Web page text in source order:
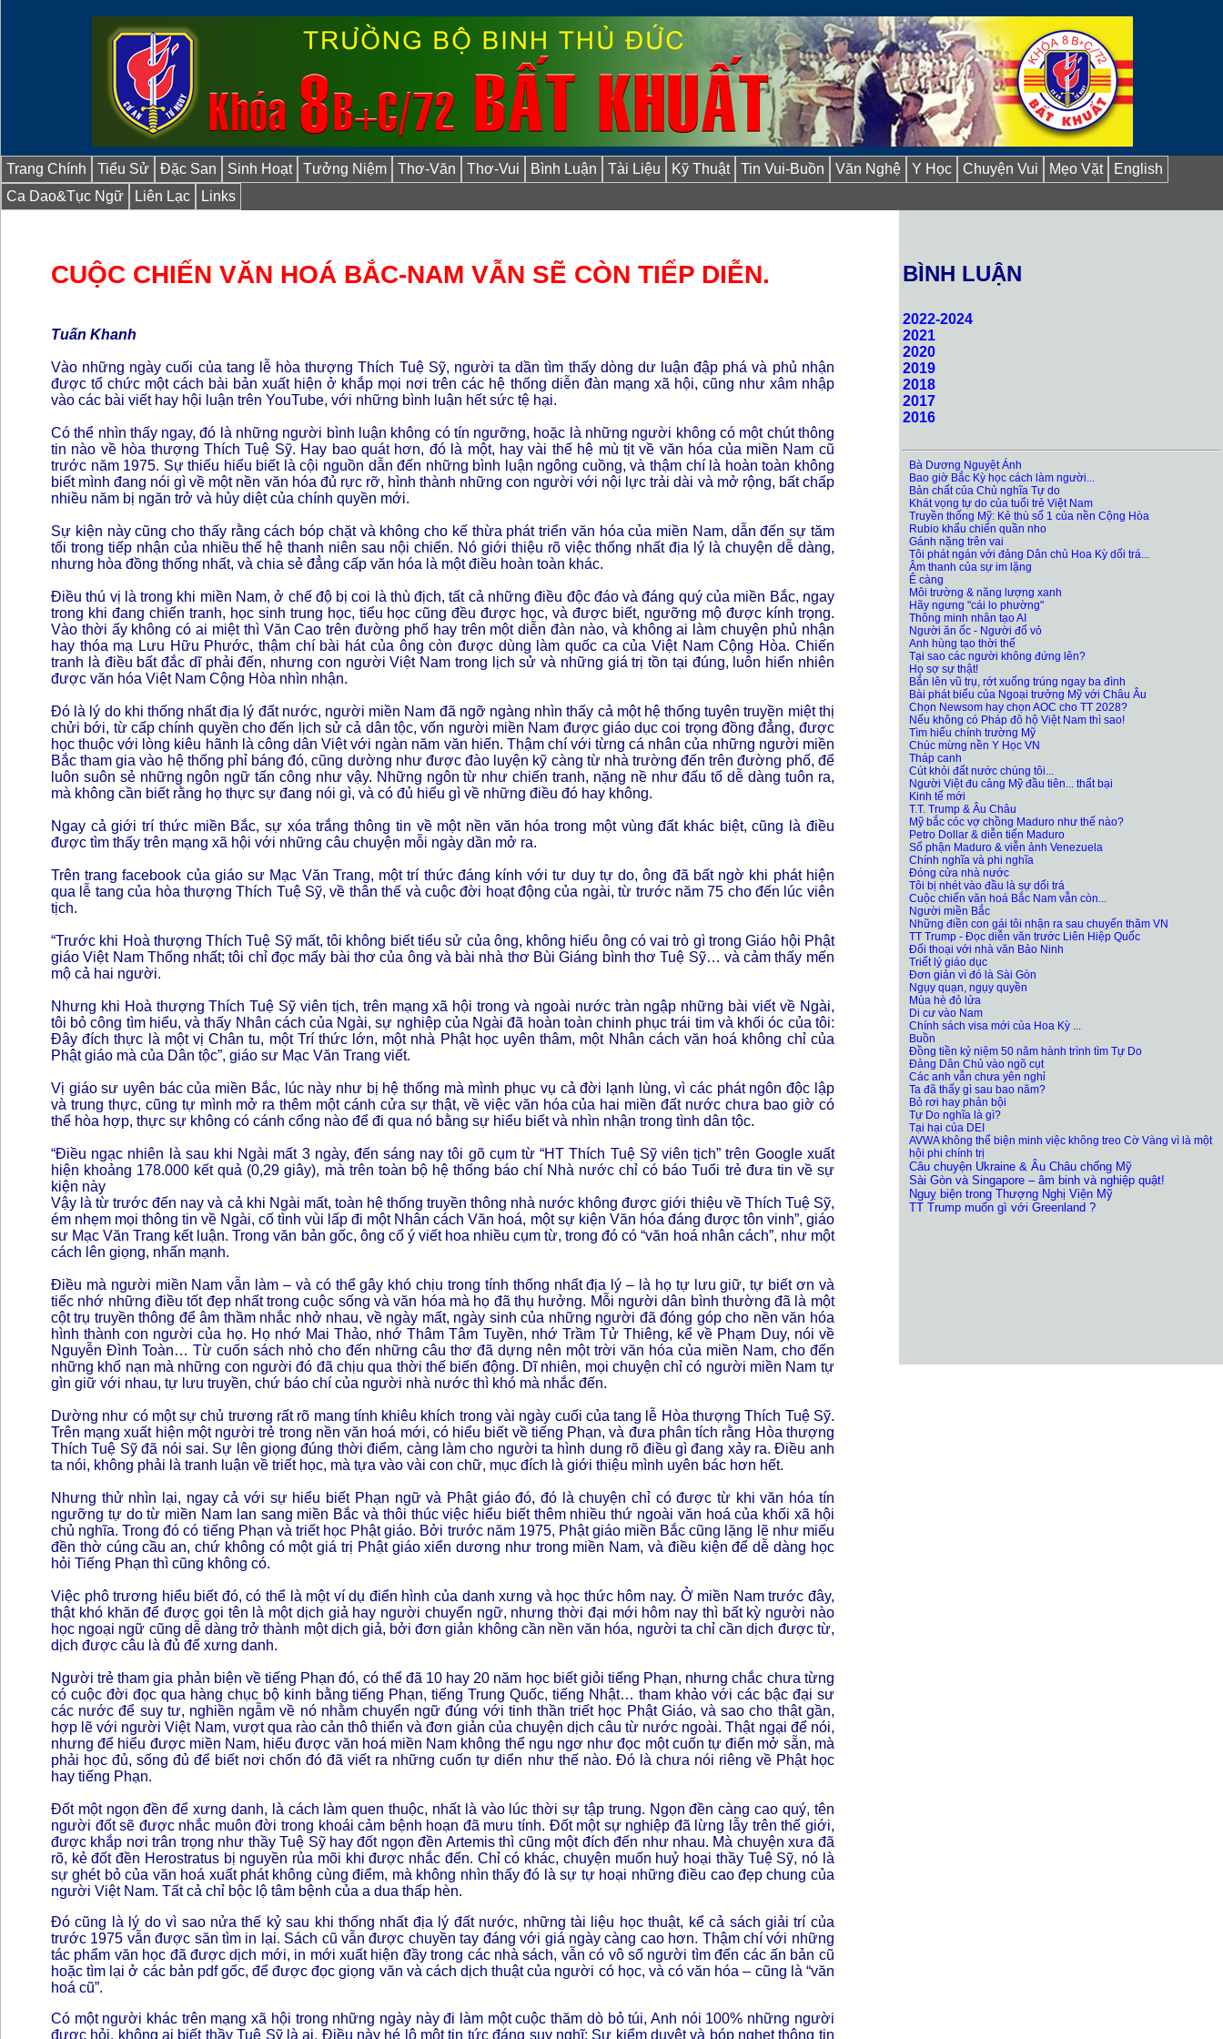
Trang Chính Tiểu Sử Đặc San Sinh Hoạt Tưởng Niệm Thơ-Văn Thơ-Vui Bình Luận Tài Liệu Kỹ Thuật Tin Vui-Buồn Văn Nghệ Y Học Chuyện Vui Mẹo Vặt
English
Ca Dao&Tục Ngữ
Liên Lạc Links
CUỘC CHIẾN VĂN HOÁ BẮC-NAM VẪN SẼ CÒN TIẾP DIỄN.
Tuấn Khanh
Vào những ngày cuối của tang lễ hòa thượng Thích Tuệ Sỹ, người ta dần tìm thấy dòng dư luận đập phá và phủ nhận
được tổ chức một cách bài bản xuất hiện ở khắp mọi nơi trên các hệ thống diễn đàn mạng xã hội, cũng như xâm nhập
vào các bài viết hay hội luận trên YouTube, với những bình luận hết sức tệ hại.
Có thể nhìn thấy ngay, đó là những người bình luận không có tín ngưỡng, hoặc là những người không có một chút thông
tin nào về hòa thượng Thích Tuệ Sỹ. Hay bao quát hơn, đó là một, hay vài thế hệ mù tịt về văn hóa của miền Nam cũ
trước năm 1975. Sự thiếu hiểu biết là cội nguồn dẫn đến những bình luận ngông cuồng, và thậm chí là hoàn toàn không
biết mình đang nói gì về một nền văn hóa đủ rực rỡ, hình thành những con người với nội lực trải dài và mở rộng, bất chấp
nhiều năm bị ngăn trở và hủy diệt của chính quyền mới.
Sự kiện này cũng cho thấy rằng cách bóp chặt và không cho kế thừa phát triển văn hóa của miền Nam, dẫn đến sự tăm
tối trong tiếp nhận của nhiều thế hệ thanh niên sau nội chiến. Nó giới thiệu rõ việc thống nhất địa lý là chuyện dễ dàng,
nhưng hòa đồng thống nhất, và chia sẻ đẳng cấp văn hóa là một điều hoàn toàn khác.
Điều thú vị là trong khi miền Nam, ở chế độ bị coi là thù địch, tất cả những điều độc đáo và đáng quý của miền Bắc, ngay
trong khi đang chiến tranh, học sinh trung học, tiểu học cũng đều được học, và được biết, ngưỡng mộ được kính trọng.
Vào thời ấy không có ai miệt thì Văn Cao trên đường phố hay trên một diễn đàn nào, và không ai làm chuyện phủ nhận
hay thóa mạ Lưu Hữu Phước, thậm chí bài hát của ông còn được dùng làm quốc ca của Việt Nam Cộng Hòa. Chiến
tranh là điều bất đắc dĩ phải đến, nhưng con người Việt Nam trong lịch sử và những giá trị tồn tại đúng, luôn hiển nhiên
được văn hóa Việt Nam Cộng Hòa nhìn nhận.
Đó là lý do khi thống nhất địa lý đất nước, người miền Nam đã ngỡ ngàng nhìn thấy cả một hệ thống tuyên truyền miệt thị
chửi bới, từ cấp chính quyền cho đến lịch sử cả dân tộc, vốn người miền Nam được giáo dục coi trọng đồng đẳng, được
học thuộc với lòng kiêu hãnh là công dân Việt với ngàn năm văn hiến. Thậm chí với từng cá nhân của những người miền
Bắc tham gia vào hệ thống phỉ báng đó, cũng dường như được đào luyện kỹ càng từ nhà trường đến trên đường phố, để
luôn suôn sẻ những ngôn ngữ tấn công như vậy. Những ngôn từ như chiến tranh, nặng nề như đấu tố dễ dàng tuôn ra,
mà không cần biết rằng họ thực sự đang nói gì, và có đủ hiểu gì về những điều đó hay không.
Ngay cả giới trí thức miền Bắc, sự xóa trắng thông tin về một nền văn hóa trong một vùng đất khác biệt, cũng là điều
được tìm thấy trên mạng xã hội với những câu chuyện mỗi ngày dần mở ra.
Trên trang facebook của giáo sư Mạc Văn Trang, một trí thức đáng kính với tư duy tự do, ông đã bất ngờ khi phát hiện
qua lễ tang của hòa thượng Thích Tuệ Sỹ, về thân thế và cuộc đời hoạt động của ngài, từ trước năm 75 cho đến lúc viên
tịch.
“Trước khi Hoà thượng Thích Tuệ Sỹ mất, tôi không biết tiểu sử của ông, không hiểu ông có vai trò gì trong Giáo hội Phật
giáo Việt Nam Thống nhất; tôi chỉ đọc mấy bài thơ của ông và bài nhà thơ Bùi Giáng bình thơ Tuệ Sỹ… và cảm thấy mến
mộ cả hai người.
Nhưng khi Hoà thượng Thích Tuệ Sỹ viên tịch, trên mạng xã hội trong và ngoài nước tràn ngập những bài viết về Ngài,
tôi bỏ công tìm hiểu, và thấy Nhân cách của Ngài, sự nghiệp của Ngài đã hoàn toàn chinh phục trái tim và khối óc của tôi:
Đây đích thực là một vị Chân tu, một Trí thức lớn, một nhà Phật học uyên thâm, một Nhân cách văn hoá không chỉ của
Phật giáo mà của Dân tộc”, giáo sư Mạc Văn Trang viết.
Vị giáo sư uyên bác của miền Bắc, lúc này như bị hệ thống mà mình phục vụ cả đời lạnh lùng, vì các phát ngôn độc lập
và trung thực, cũng tự mình mở ra thêm một cánh cửa sự thật, về việc văn hóa của hai miền đất nước chưa bao giờ có
thể hòa hợp, thực sự không có cánh cổng nào để đi qua nó bằng sự hiểu biết và nhìn nhận trong tình dân tộc.
“Điều ngạc nhiên là sau khi Ngài mất 3 ngày, đến sáng nay tôi gõ cụm từ “HT Thích Tuệ Sỹ viên tịch” trên Google xuất
hiện khoảng 178.000 kết quả (0,29 giây), mà trên toàn bộ hệ thống báo chí Nhà nước chỉ có báo Tuổi trẻ đưa tin về sự
kiện này
Vậy là từ trước đến nay và cả khi Ngài mất, toàn hệ thống truyền thông nhà nước không được giới thiệu về Thích Tuệ Sỹ,
ém nhẹm mọi thông tin về Ngài, cố tình vùi lấp đi một Nhân cách Văn hoá, một sự kiện Văn hóa đáng được tôn vinh”, giáo
sư Mạc Văn Trang kết luận. Trong văn bản gốc, ông cố ý viết hoa nhiều cụm từ, trong đó có “văn hoá nhân cách”, như một
cách lên giọng, nhấn mạnh.
Điều mà người miền Nam vẫn làm – và có thể gây khó chịu trong tính thống nhất địa lý – là họ tự lưu giữ, tự biết ơn và
tiếc nhớ những điều tốt đẹp nhất trong cuộc sống và văn hóa mà họ đã thụ hưởng. Mỗi người dân bình thường đã là một
cột trụ truyền thông để âm thầm nhắc nhở nhau, về ngày mất, ngày sinh của những người đã đóng góp cho nền văn hóa
hình thành con người của họ. Họ nhớ Mai Thảo, nhớ Thâm Tâm Tuyền, nhớ Trầm Tử Thiêng, kể về Phạm Duy, nói về
Nguyễn Đình Toàn… Từ cuốn sách nhỏ cho đến những câu thơ đã dựng nên một trời văn hóa của miền Nam, cho đến
những khổ nạn mà những con người đó đã chịu qua thời thế biến động. Dĩ nhiên, mọi chuyện chỉ có người miền Nam tự
gìn giữ với nhau, tự lưu truyền, chứ báo chí của người nhà nước thì khó mà nhắc đến.
Dường như có một sự chủ trương rất rõ mang tính khiêu khích trong vài ngày cuối của tang lễ Hòa thượng Thích Tuệ Sỹ.
Trên mạng xuất hiện một người trẻ trong nền văn hoá mới, có hiểu biết về tiếng Phạn, và đưa phân tích rằng Hòa thượng
Thích Tuệ Sỹ đã nói sai. Sự lên giọng đúng thời điểm, càng làm cho người ta hình dung rõ điều gì đang xảy ra. Điều anh
ta nói, không phải là tranh luận về triết học, mà tựa vào vài con chữ, mục đích là giới thiệu mình uyên bác hơn hết.
Nhưng thử nhìn lại, ngay cả với sự hiểu biết Phạn ngữ và Phật giáo đó, đó là chuyện chỉ có được từ khi văn hóa tín
ngưỡng tự do từ miền Nam lan sang miền Bắc và thôi thúc việc hiểu biết thêm nhiều thứ ngoài văn hoá của khối xã hội
chủ nghĩa. Trong đó có tiếng Phạn và triết học Phật giáo. Bởi trước năm 1975, Phật giáo miền Bắc cũng lặng lẽ như miếu
đền thờ cúng cầu an, chứ không có một giá trị Phật giáo xiển dương như trong miền Nam, và điều kiện để dễ dàng học
hỏi Tiếng Phạn thì cũng không có.
Việc phô trương hiểu biết đó, có thể là một ví dụ điển hình của danh xưng và học thức hôm nay. Ở miền Nam trước đây,
thật khó khăn để được gọi tên là một dịch giả hay người chuyển ngữ, nhưng thời đại mới hôm nay thì bất kỳ người nào
học ngoại ngữ cũng dễ dàng trở thành một dịch giả, bởi đơn giản không cần nền văn hóa, người ta chỉ cần dịch được từ,
dịch được câu là đủ để xưng danh.
Người trẻ tham gia phản biện về tiếng Phạn đó, có thể đã 10 hay 20 năm học biết giỏi tiếng Phạn, nhưng chắc chưa từng
có cuộc đời đọc qua hàng chục bộ kinh bằng tiếng Phạn, tiếng Trung Quốc, tiếng Nhật… tham khảo với các bậc đại sư
các nước để suy tư, nghiền ngẫm về nó nhằm chuyển ngữ đúng với tinh thần triết học Phật Giáo, và sao cho thật gần,
hợp lẽ với người Việt Nam, vượt qua rào cản thô thiển và đơn giản của chuyện dịch câu từ nước ngoài. Thật ngại để nói,
nhưng để hiểu được miền Nam, hiểu được văn hoá miền Nam không thể ngu ngơ như đọc một cuốn tự điển mở sẵn, mà
phải học đủ, sống đủ để biết nơi chốn đó đã viết ra những cuốn tự diển như thế nào. Đó là chưa nói riêng về Phật học
hay tiếng Phạn.
Đốt một ngọn đền để xưng danh, là cách làm quen thuộc, nhất là vào lúc thời sự tập trung. Ngọn đền càng cao quý, tên
người đốt sẽ được nhắc muôn đời trong khoái cảm bệnh hoạn đã mưu tính. Đốt một sự nghiệp đã lừng lẫy trên thế giới,
được khắp nơi trân trọng như thầy Tuệ Sỹ hay đốt ngọn đền Artemis thì cũng một đích đến như nhau. Mà chuyện xưa đã
rõ, kẻ đốt đền Herostratus bị nguyền rủa mõi khi được nhắc đến. Chỉ có khác, chuyện muốn huỷ hoại thầy Tuệ Sỹ, nó là
sự ghét bỏ của văn hoá xuất phát không cùng điểm, mà không nhìn thấy đó là sự tự hoại những điều cao đẹp chung của
người Việt Nam. Tất cả chỉ bộc lộ tâm bệnh của a dua thấp hèn.
Đó cũng là lý do vì sao nửa thế kỷ sau khi thống nhất địa lý đất nước, những tài liệu học thuật, kể cả sách giải trí của
trước 1975 vẫn được săn tìm in lại. Sách cũ vẫn được chuyền tay đáng với giá ngày càng cao hơn. Thậm chí với những
tác phẩm văn học đã được dịch mới, in mới xuất hiện đầy trong các nhà sách, vẫn có vô số người tìm đến các ấn bản cũ
hoặc tìm lại ở các bản pdf gốc, để được đọc giọng văn và cách dịch thuật của người có học, và có văn hóa – cũng là “văn
hoá cũ”.
Có một người khác trên mạng xã hội trong những ngày này đi làm một cuộc thăm dò bỏ túi, Anh nói 100% những người
được hỏi, không ai biết thầy Tuệ Sỹ là ai. Điều này hé lộ một tin tức đáng suy nghĩ: Sự kiểm duyệt và bóp nghẹt thông tin
BÌNH LUẬN
2022-2024
2021
2020
2019
2018
2017
2016
Bà Dương Nguyệt Ánh
Bao giờ Bắc Kỳ học cách làm người...
Bản chất của Chủ nghĩa Tự do
Khát vọng tự do của tuổi trẻ Việt Nam
Truyền thống Mỹ: Kẻ thù số 1 của nền Cộng Hòa
Rubio khẩu chiến quần nho
Gánh nặng trên vai
Tôi phát ngán với đảng Dân chủ Hoa Kỳ dối trá...
Âm thanh của sự im lặng
Ê càng
Môi trường & năng lượng xanh
Hãy ngưng "cái lo phường"
Thông minh nhân tạo AI
Người ăn ốc - Người đổ vỏ
Anh hùng tạo thời thế
Tại sao các người không đứng lên?
Họ sợ sự thật!
Bắn lên vũ trụ, rớt xuống trúng ngay ba đình
Bài phát biểu của Ngoại trưởng Mỹ với Châu Âu
Chọn Newsom hay chọn AOC cho TT 2028?
Nếu không có Pháp đô hộ Việt Nam thì sao!
Tìm hiểu chính trường Mỹ
Chúc mừng nền Y Học VN
Tháp canh
Cút khỏi đất nước chúng tôi...
Người Việt đu cảng Mỹ đầu tiên... thất bại
Kinh tế mới
T.T. Trump & Âu Châu
Mỹ bắc cóc vợ chồng Maduro như thế nào?
Petro Dollar & diễn tiến Maduro
Số phận Maduro & viễn ảnh Venezuela
Chính nghĩa và phi nghĩa
Đóng cửa nhà nước
Tôi bị nhét vào đầu là sự dối trá
Cuộc chiến văn hoá Bắc Nam vẫn còn...
Người miền Bắc
Những điền con gái tôi nhận ra sau chuyến thăm VN
TT Trump - Đọc diễn văn trước Liên Hiệp Quốc
Đối thoại với nhà văn Bảo Ninh
Triết lý giáo dục
Đơn giản vì đó là Sài Gòn
Ngụy quạn, ngụy quyền
Mùa hè đỏ lửa
Di cư vào Nam
Chính sách visa mới của Hoa Kỳ ...
Buồn
Đồng tiền kỷ niệm 50 năm hành trình tìm Tự Do
Đảng Dân Chủ vào ngõ cụt
Các anh vẫn chưa yên nghỉ
Ta đã thấy gì sau bao năm?
Bỏ rơi hay phản bội
Tự Do nghĩa là gì?
Tại hại của DEI
AVWA không thể biện minh việc không treo Cờ Vàng vì là một
hội phi chính trị
Câu chuyện Ukraine & Âu Châu chống Mỹ
Sài Gòn và Singapore – âm binh và nghiệp quật!
Nguỵ biện trong Thượng Nghị Viện Mỹ
TT Trump muốn gì với Greenland ?